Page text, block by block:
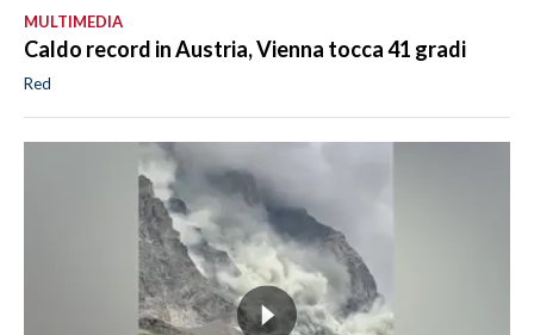
MULTIMEDIA
Caldo record in Austria, Vienna tocca 41 gradi
Red